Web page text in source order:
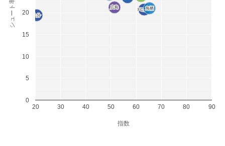
FC東京
FC東京
広島
広島 鳥栖
鳥栖
大分
大分
20 30 40 50 60 70 80 90
0
5
10
15
20
指数
シュート率(%)